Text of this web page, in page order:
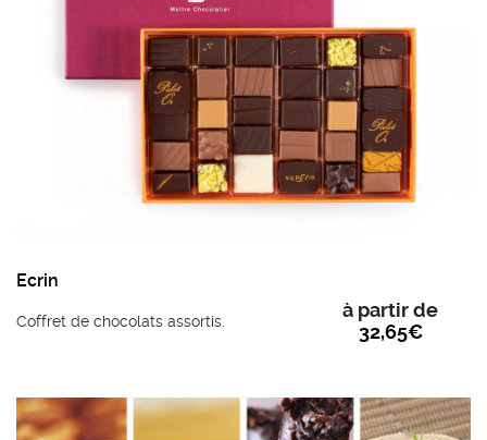
Ecrin
Coffret de chocolats assortis.
à partir de
32,65€